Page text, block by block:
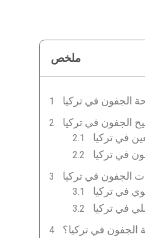
ملخص
الجفون في تركيا
الجفون في تركيا
في تركيا
في تركيا
الجفون في تركيا
في تركيا
في تركيا
الجفون في تركيا؟